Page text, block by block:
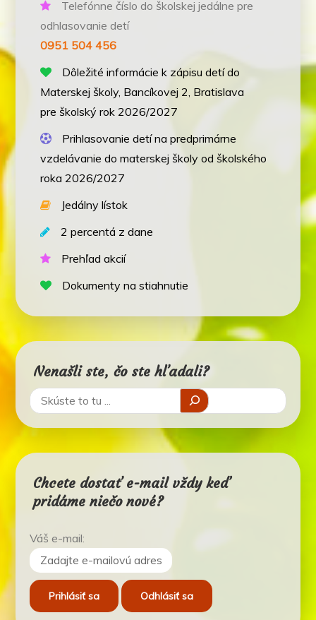
Telefónne číslo do školskej jedálne pre
odhlasovanie detí
0951 504 456
Dôležité informácie k zápisu detí do
Materskej školy, Bancíkovej 2, Bratislava
pre školský rok 2026/2027
Prihlasovanie detí na predprimárne
vzdelávanie do materskej školy od školského
roka 2026/2027
Jedálny lístok
2 percentá z dane
Prehľad akcií
Dokumenty na stiahnutie
Nenašli ste, čo ste hľadali?
Chcete dostať e-mail vždy keď
pridáme niečo nové?
Váš e-mail: